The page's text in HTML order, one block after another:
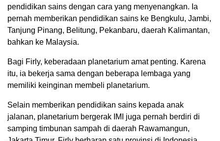
pendidikan sains dengan cara yang menyenangkan. Ia
pernah memberikan pendidikan sains ke Bengkulu, Jambi,
Tanjung Pinang, Belitung, Pekanbaru, daerah Kalimantan,
bahkan ke Malaysia.
Bagi Firly, keberadaan planetarium amat penting. Karena
itu, ia bekerja sama dengan beberapa lembaga yang
memiliki keinginan membeli planetarium.
Selain memberikan pendidikan sains kepada anak
jalanan, planetarium bergerak IMI juga pernah berdiri di
samping timbunan sampah di daerah Rawamangun,